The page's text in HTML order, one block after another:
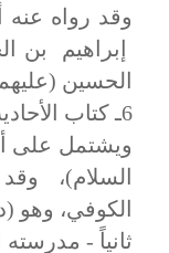
وقد رواه عنه
إبراهيم بن
الحسين
6ـ كتاب الأحاديث.
ويشتمل على
السلام)،
الكوفي، وهو
ثانياً - مدرسته